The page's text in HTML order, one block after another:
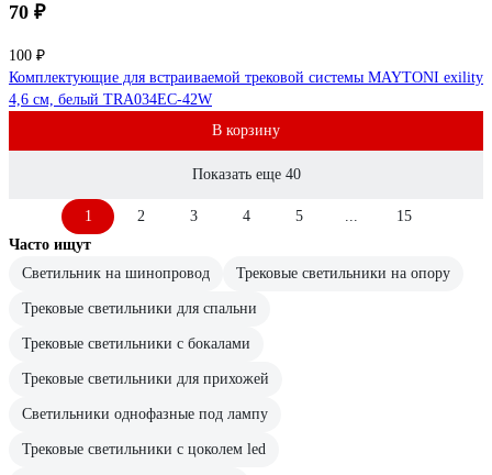
70 ₽
100 ₽
Комплектующие для встраиваемой трековой системы MAYTONI exility
4,6 см, белый TRA034EC-42W
В корзину
Показать еще 40
1 2 3 4 5 ...
15
Часто ищут
Светильник на шинопровод
Трековые светильники на опору
Трековые светильники для спальни
Трековые светильники с бокалами
Трековые светильники для прихожей
Светильники однофазные под лампу
Трековые светильники с цоколем led